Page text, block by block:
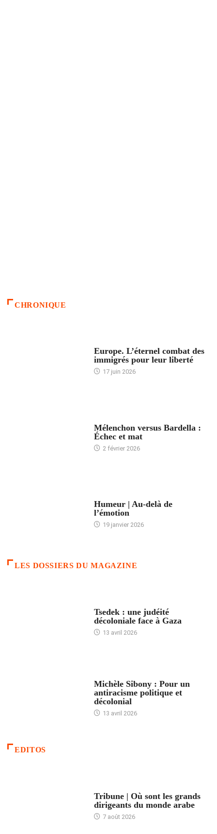
CHRONIQUE
Europe. L’éternel combat des
immigrés pour leur liberté
17 juin 2026
Mélenchon versus Bardella :
Échec et mat
2 février 2026
Humeur | Au-delà de
l’émotion
19 janvier 2026
LES DOSSIERS DU MAGAZINE
Tsedek : une judéité
décoloniale face à Gaza
13 avril 2026
Michèle Sibony : Pour un
antiracisme politique et
décolonial
13 avril 2026
EDITOS
Tribune | Où sont les grands
dirigeants du monde arabe
7 août 2026